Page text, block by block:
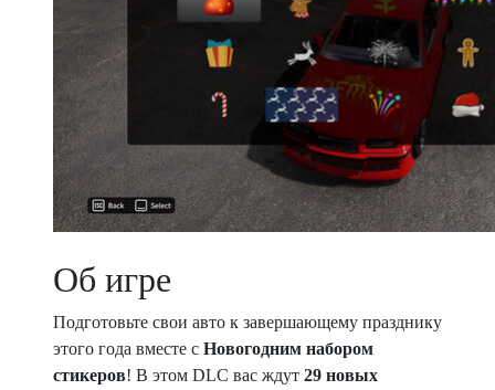
Об игре
Подготовьте свои авто к завершающему празднику
этого года вместе с Новогодним набором
стикеров! В этом DLC вас ждут 29 новых